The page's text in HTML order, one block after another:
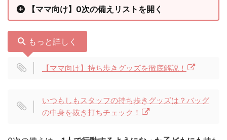
【ママ向け】0次の備えリストを開く
もっと詳しく
【ママ向け】持ち歩きグッズを徹底解説！
いつもしもスタッフの持ち歩きグッズは？バッグ
の中身を抜き打ちチェック！